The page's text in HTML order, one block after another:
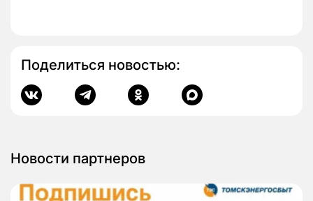
Поделиться новостью:
Новости партнеров